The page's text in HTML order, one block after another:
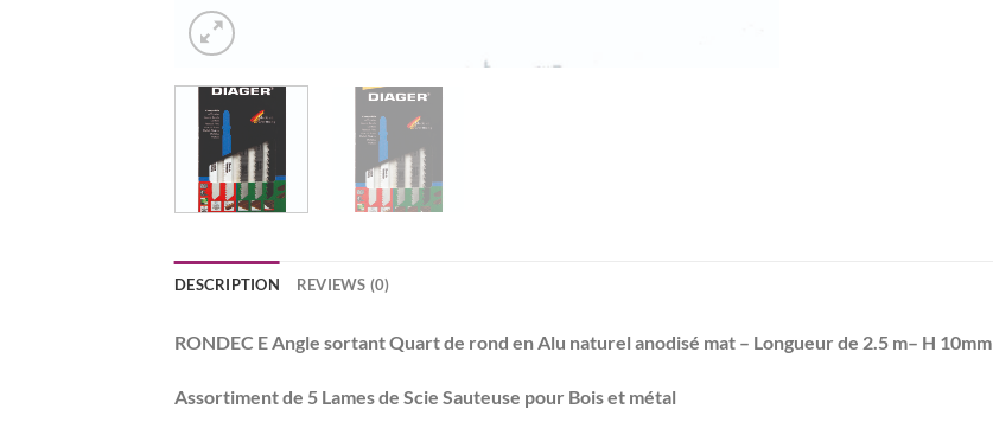
DESCRIPTION REVIEWS (0)
RONDEC E Angle sortant Quart de rond en Alu naturel anodisé mat – Longueur de 2.5 m– H 10mm
Assortiment de 5 Lames de Scie Sauteuse pour Bois et métal